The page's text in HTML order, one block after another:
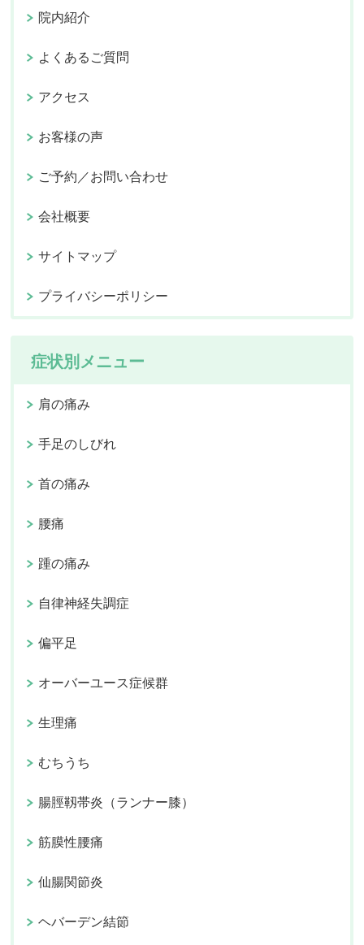
院内紹介
よくあるご質問
アクセス
お客様の声
ご予約／お問い合わせ
会社概要
サイトマップ
プライバシーポリシー
症状別メニュー
肩の痛み
手足のしびれ
首の痛み
腰痛
踵の痛み
自律神経失調症
偏平足
オーバーユース症候群
生理痛
むちうち
腸脛靱帯炎（ランナー膝）
筋膜性腰痛
仙腸関節炎
ヘバーデン結節